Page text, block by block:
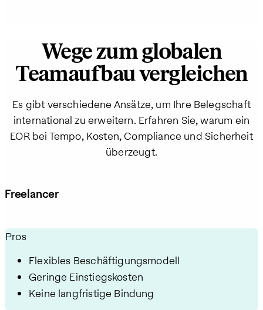
Wege zum globalen
Teamaufbau vergleichen
Es gibt verschiedene Ansätze, um Ihre Belegschaft
international zu erweitern. Erfahren Sie, warum ein
EOR bei Tempo, Kosten, Compliance und Sicherheit
überzeugt.
Freelancer
Pros
Flexibles Beschäftigungsmodell
Geringe Einstiegskosten
Keine langfristige Bindung